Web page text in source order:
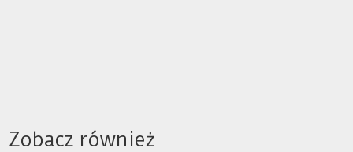
Zobacz również